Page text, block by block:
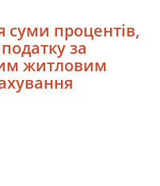
суми процентів,
за
житловим